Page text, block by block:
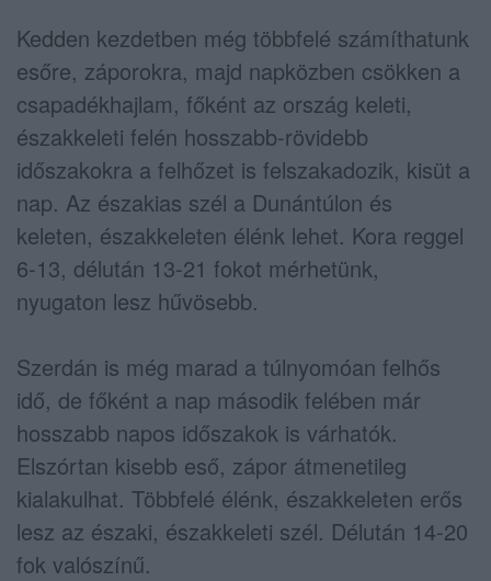
Kedden kezdetben még többfelé számíthatunk
esőre, záporokra, majd napközben csökken a
csapadékhajlam, főként az ország keleti,
északkeleti felén hosszabb-rövidebb
időszakokra a felhőzet is felszakadozik, kisüt a
nap. Az északias szél a Dunántúlon és
keleten, északkeleten élénk lehet. Kora reggel
6-13, délután 13-21 fokot mérhetünk,
nyugaton lesz hűvösebb.
Szerdán is még marad a túlnyomóan felhős
idő, de főként a nap második felében már
hosszabb napos időszakok is várhatók.
Elszórtan kisebb eső, zápor átmenetileg
kialakulhat. Többfelé élénk, északkeleten erős
lesz az északi, északkeleti szél. Délután 14-20
fok valószínű.